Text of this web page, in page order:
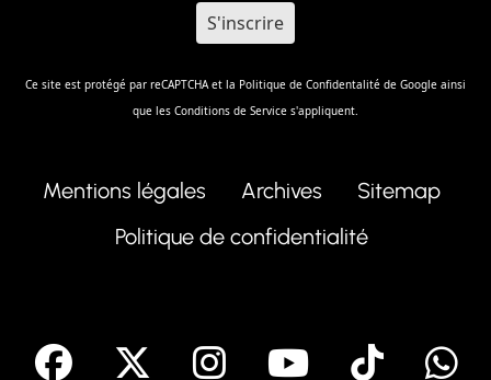
Ce site est protégé par reCAPTCHA et la Politique de Confidentalité de Google ainsi
que les Conditions de Service s'appliquent.
Mentions légales Archives
Sitemap
Politique de confidentialité
facebook Instagram
Youtube
Tik